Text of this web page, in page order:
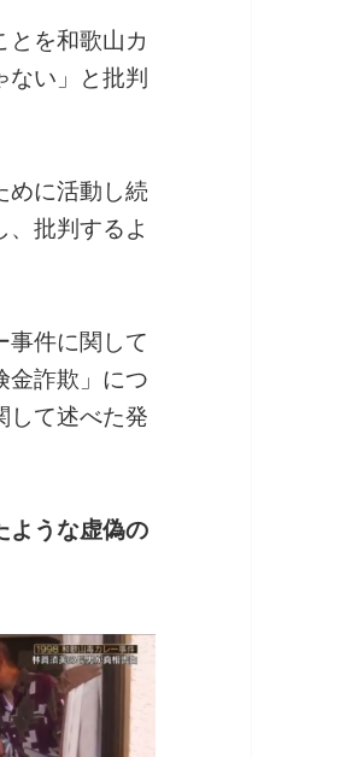
を和歌山カ
ない」と批判
めに活動し続
批判するよ
事件に関して
金詐欺」につ
して述べた発
うな虚偽の